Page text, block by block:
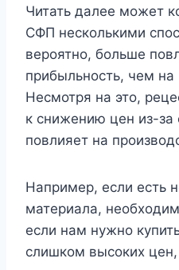
Читать далее может
СФП несколькими
вероятно, больше
прибыльность, чем на
Несмотря на это,
к снижению цен из-за
повлияет на
Например, если есть
материала,
если нам нужно
слишком высоких цен,